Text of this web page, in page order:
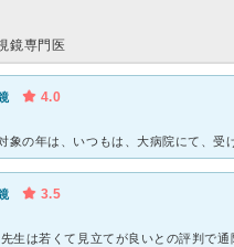
鏡専門医
4.0
3.5